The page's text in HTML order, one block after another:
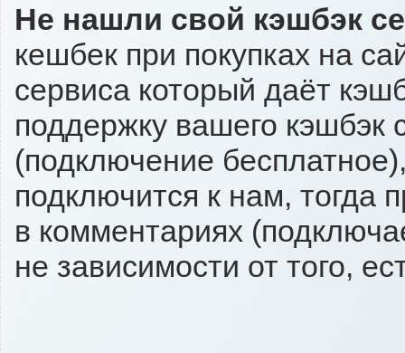
Не нашли свой кэшбэк
кешбек при покупках на
сервиса который даёт
поддержку вашего кэшбэк
(подключение
подключится к нам, тогда
в комментариях
не зависимости от того,